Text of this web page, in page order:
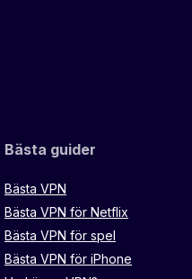
Bästa guider
Bästa VPN
Bästa VPN för Netflix
Bästa VPN för spel
Bästa VPN för iPhone